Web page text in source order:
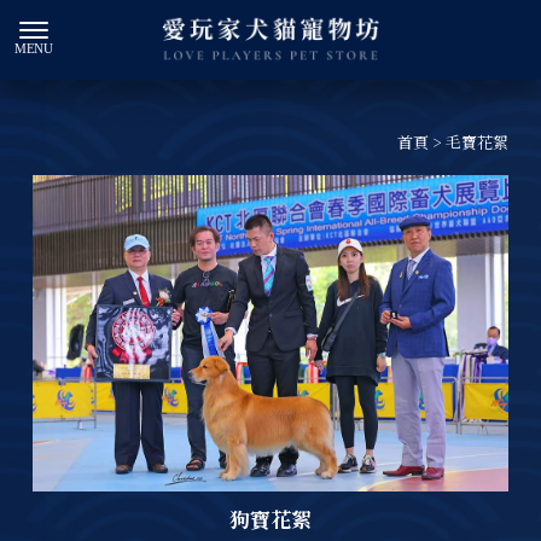
首頁 > 毛寶花絮
狗寶花絮